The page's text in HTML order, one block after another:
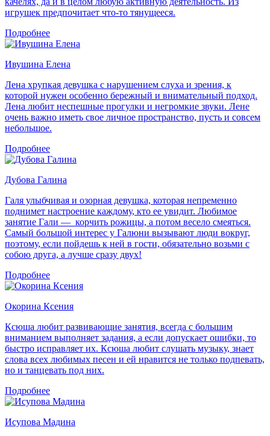
игрушек предпочитает что-то тянущееся.
Подробнее
Ивушина Елена
Лена хрупкая девушка с нарушением слуха и зрения, к
которой нужен особенно бережный и внимательный подход.
Лена любит неспешные прогулки и негромкие звуки. Лене
очень важно иметь свое личное пространство, пусть и совсем
небольшое.
Подробнее
Дубова Галина
Галя улыбчивая и озорная девушка, которая непременно
поднимет настроение каждому, кто ее увидит. Любимое
занятие Гали — корчить рожицы, а потом весело смеяться.
Самый большой интерес у Галюни вызывают люди вокруг,
поэтому, если пойдешь к ней в гости, обязательно возьми с
собою друга, а лучше сразу двух!
Подробнее
Окорина Ксения
Ксюша любит развивающие занятия, всегда с большим
вниманием выполняет задания, а если допускает ошибки, то
быстро исправляет их. Ксюша любит слушать музыку, знает
слова всех любимых песен и ей нравится не только подпевать,
но и танцевать под них.
Подробнее
Исупова Мадина